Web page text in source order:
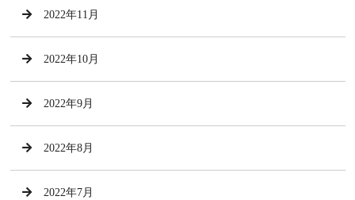
2022年11月
2022年10月
2022年9月
2022年8月
2022年7月